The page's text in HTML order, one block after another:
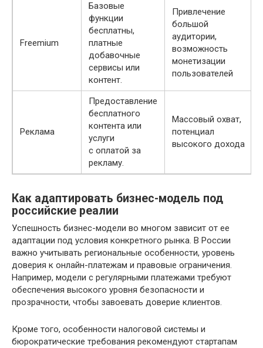
Freemium
Базовые
функции
бесплатны,
платные
добавочные
сервисы или
контент.
Привлечение
большой
аудитории,
возможность
монетизации
пользователей
Реклама
Предоставление
бесплатного
контента или
услуги
с оплатой за
рекламу.
Массовый охват,
потенциал
высокого дохода
Как адаптировать бизнес-модель под
российские реалии
Успешность бизнес-модели во многом зависит от ее
адаптации под условия конкретного рынка. В России
важно учитывать региональные особенности, уровень
доверия к онлайн-платежам и правовые ограничения.
Например, модели с регулярными платежами требуют
обеспечения высокого уровня безопасности и
прозрачности, чтобы завоевать доверие клиентов.
Кроме того, особенности налоговой системы и
бюрократические требования рекомендуют стартапам